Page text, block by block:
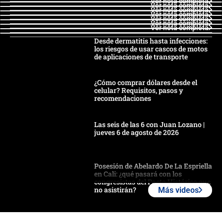
Ver nota completa
Ver nota completa
Ver nota completa
Ver nota completa
Ver nota completa
Ver nota completa
Desde dermatitis hasta infecciones:
los riesgos de usar cascos de motos
de aplicaciones de transporte
¿Cómo comprar dólares desde el
celular? Requisitos, pasos y
recomendaciones
Las seis de las 6 con Juan Lozano |
jueves 6 de agosto de 2026
Posesión de Abelardo De La Espriella
en Cali: ¿qué pasará con los
congresistas del Pacto Histórico que
no asistirán?
Más videos